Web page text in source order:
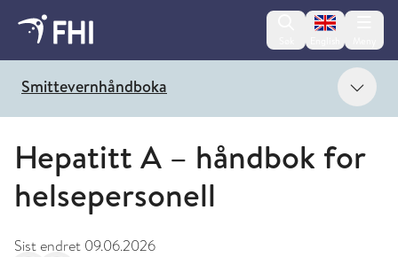
Change
Smittevernhåndboka Vis
Hepatitt A – håndbok for
helsepersonell
Sist endret 09.06.2026